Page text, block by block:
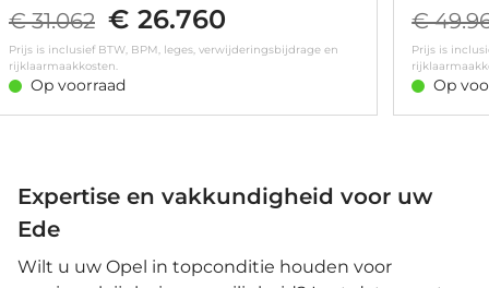
exterieur delen • Lichtmetalen velgen meer-spaaks 16"
• Metaalkleur • Apple Carplay/Android
Auto|telefoonintegratie premium • Bluetooth
telefoonvoorbereiding • Connected services • DAB
ontvanger • Draadloze telefoonlader • Multimedia
scherm standaard • Multimedia-voorbereiding •
Hemelbekleding donker • Infotainment pakket GS •
Kunstlederen stuurwiel • Sfeerverlichting •
Sportstoelen • Sportstuur • Stuur verstelbaar •
neerklapbaar • Achteruitrijcamera • Airco • Alarm
€ 31.062 € 26.760
Prijs is inclusief BTW, BPM, leges, verwijderingsbijdrage en
rijklaarmaakkosten.
Op voorraad
zones •
€
Prijs is
Op
Expertise en vakkundigheid voor uw
Ede
Wilt u uw Opel in topconditie houden voor